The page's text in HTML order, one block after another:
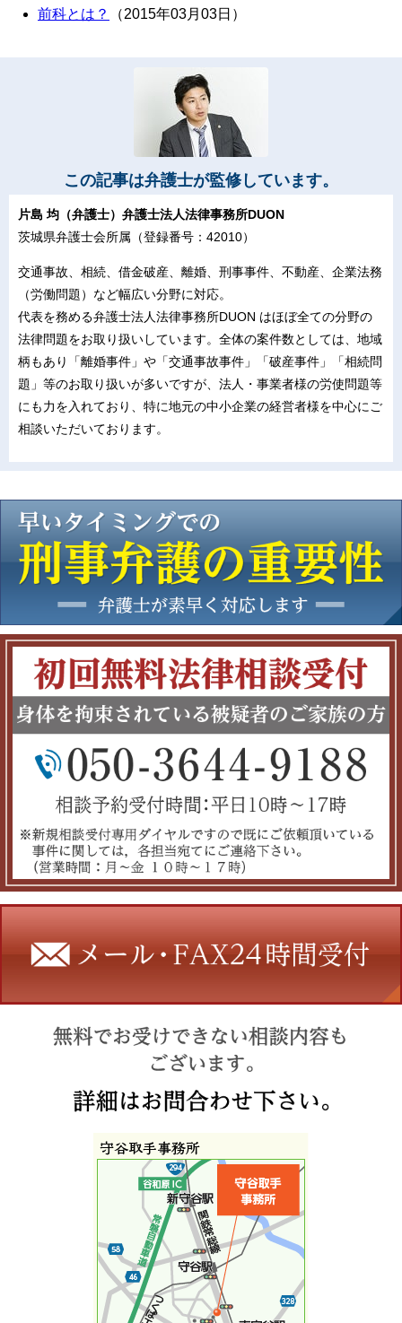
前科とは？
（2015年03月03日）
この記事は弁護士が監修しています。
片島 均（弁護士）弁護士法人法律事務所DUON
茨城県弁護士会所属（登録番号：42010）
交通事故、相続、借金破産、離婚、刑事事件、不動産、企業法務
（労働問題）など幅広い分野に対応。
代表を務める弁護士法人法律事務所DUON はほぼ全ての分野の
法律問題をお取り扱いしています。全体の案件数としては、地域
柄もあり「離婚事件」や「交通事故事件」「破産事件」「相続問
題」等のお取り扱いが多いですが、法人・事業者様の労使問題等
にも力を入れており、特に地元の中小企業の経営者様を中心にご
相談いただいております。